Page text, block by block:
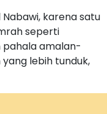
karena satu
seperti
pahala amalan-
lebih tunduk,